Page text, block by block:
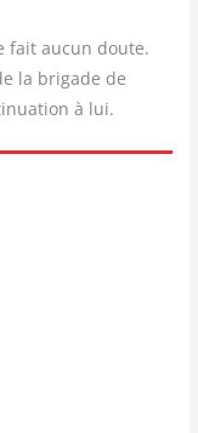
fait aucun doute.
la bri­gade de
à lui.